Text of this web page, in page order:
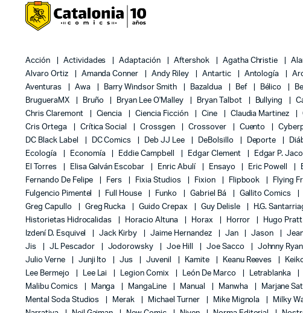
Acción Actividades Adaptación Aftershok Agatha Christie
Alvaro Ortiz
Amanda Conner Andy Riley Antartic Antología
Aventuras
Awa Barry Windsor Smith Bazaldua Bef Bélico
BrugueraMX
Bruño Bryan Lee O'Malley Bryan Talbot Bullying
Chris Claremont
Ciencia Ciencia Ficción Cine Claudia Martinez
Cris Ortega
Crítica Social Crossgen Crossover Cuento
DC Black Label
DC Comics Deb JJ Lee DeBolsillo Deporte
Ecología
Economía Eddie Campbell Edgar Clement Edgar P.
El Torres
Elisa Galván Escobar Enric Abulí Ensayo Eric Powell
Fernando De Felipe
Fers Fixia Studios Fixion Flipbook Flying
Fulgencio Pimentel
Full House Funko Gabriel Bá Gallito Comics
Greg Capullo
Greg Rucka Guido Crepax Guy Delisle H.G.
Historietas Hidrocalidas
Horacio Altuna Horax Horror Hugo Pratt
Izdení D. Esquivel
Jack Kirby Jaime Hernandez Jan Jason
Jis
JL Pescador Jodorowsky Joe Hill Joe Sacco Johnny Ryan
Julio Verne
Junji Ito Jus Juvenil Kamite Keanu Reeves
Lee Bermejo
Lee Lai Legion Comix León De Marco Letrablanka
Malibu Comics
Manga MangaLine Manual Manwha Marjane
Mental Soda Studios
Merak Michael Turner Mike Mignola Milky